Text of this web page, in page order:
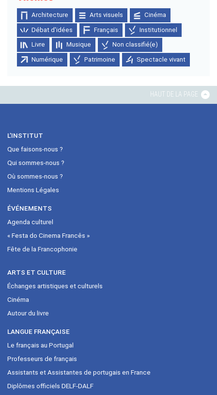
Architecture Arts visuels Cinéma
Débat d'idées Français Institutionnel
Livre Musique Non classifié(e)
Numérique Patrimoine Spectacle vivant
HAUT DE LA PAGE
L’INSTITUT
Que faisons-nous ?
Qui sommes-nous ?
Où sommes-nous ?
Mentions Légales
ÉVÉNEMENTS
Agenda culturel
« Festa do Cinema Francês »
Fête de la Francophonie
ARTS ET CULTURE
Échanges artistiques et culturels
Cinéma
Autour du livre
LANGUE FRANÇAISE
Le français au Portugal
Professeurs de français
Assistants et Assistantes de portugais en France
Diplômes officiels DELF-DALF